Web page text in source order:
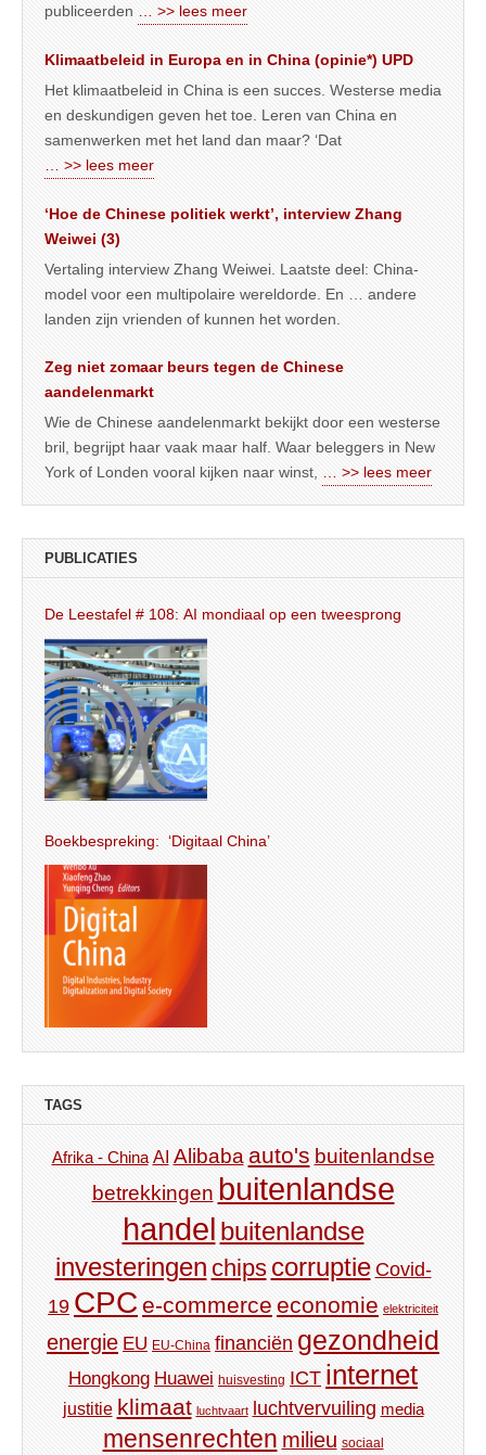
publiceerden … >> lees meer
Klimaatbeleid in Europa en in China (opinie*) UPD
Het klimaatbeleid in China is een succes. Westerse media
en deskundigen geven het toe. Leren van China en
samenwerken met het land dan maar? ‘Dat
… >> lees meer
‘Hoe de Chinese politiek werkt’, interview Zhang
Weiwei (3)
Vertaling interview Zhang Weiwei. Laatste deel: China-
model voor een multipolaire wereldorde. En … andere
landen zijn vrienden of kunnen het worden.
Zeg niet zomaar beurs tegen de Chinese
aandelenmarkt
Wie de Chinese aandelenmarkt bekijkt door een westerse
bril, begrijpt haar vaak maar half. Waar beleggers in New
York of Londen vooral kijken naar winst, … >> lees meer
PUBLICATIES
De Leestafel # 108: AI mondiaal op een tweesprong
Boekbespreking: ‘Digitaal China’
TAGS
Afrika - China AI Alibaba auto's buitenlandse
betrekkingen buitenlandse
handel buitenlandse
investeringen chips corruptie Covid-
19 CPC e-commerce economie elektriciteit
energie EU EU-China financiën gezondheid
Hongkong Huawei huisvesting ICT internet
justitie klimaat luchtvaart luchtvervuiling media
mensenrechten milieu sociaal